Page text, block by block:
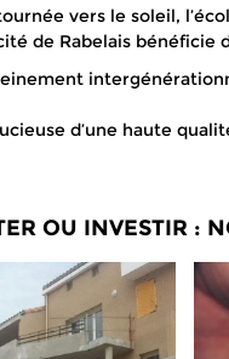
vers le soleil,
de Rabelais
d’une haute
OU INVESTIR :